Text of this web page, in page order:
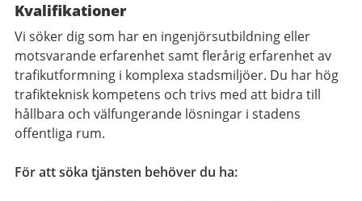
Kvalifikationer
Vi söker dig som har en ingenjörsutbildning eller
motsvarande erfarenhet samt flerårig erfarenhet av
trafikutformning i komplexa stadsmiljöer. Du har hög
trafikteknisk kompetens och trivs med att bidra till
hållbara och välfungerande lösningar i stadens
offentliga rum.
För att söka tjänsten behöver du ha: